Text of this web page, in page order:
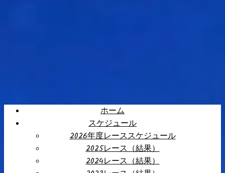
ホーム
スケジュール
2026年度レーススケジュール
2025レース（結果）
2024レース（結果）